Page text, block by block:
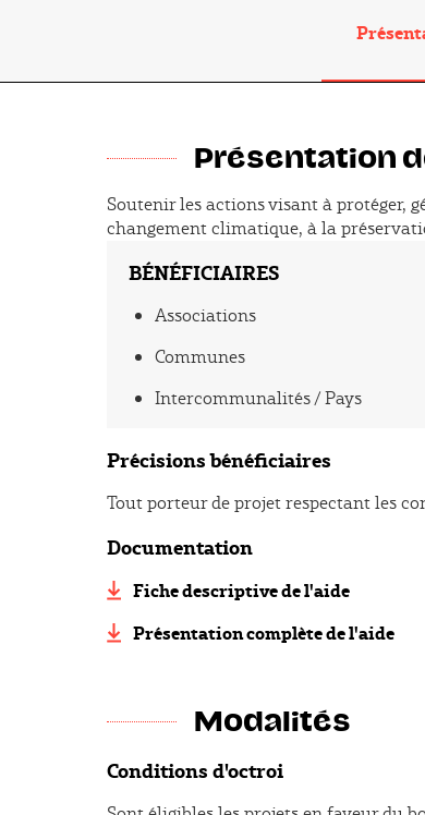
Présentation
Présentation
Soutenir les actions visant à protéger,
changement climatique, à la
BÉNÉFICIAIRES
Associations
Communes
Intercommunalités / Pays
Précisions bénéficiaires
Tout porteur de projet respectant les
Documentation
Fiche descriptive de l'aide
Présentation complète de l'aide
Modalités
Conditions d'octroi